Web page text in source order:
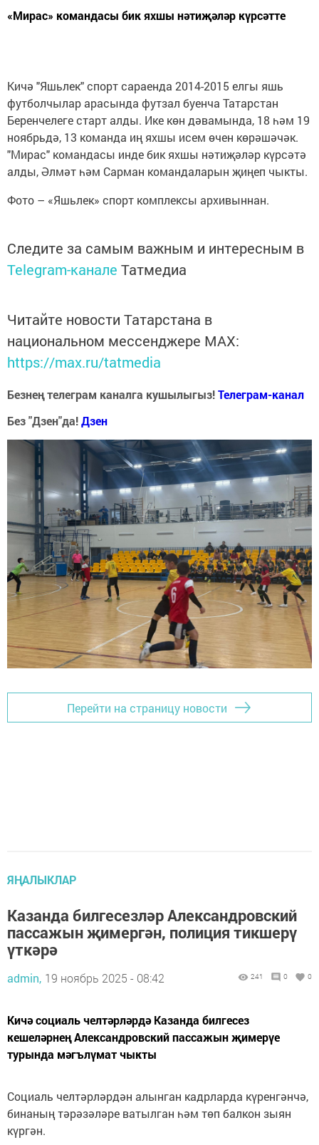
«Мирас» командасы бик яхшы нәтиҗәләр күрсәтте
Кичә "Яшьлек" спорт сараенда 2014-2015 елгы яшь
футболчылар арасында футзал буенча Татарстан
Беренчелеге старт алды. Ике көн дәвамында, 18 һәм 19
ноябрьдә, 13 команда иң яхшы исем өчен көрәшәчәк.
"Мирас" командасы инде бик яхшы нәтиҗәләр күрсәтә
алды, Әлмәт һәм Сарман командаларын җиңеп чыкты.
Фото – «Яшьлек» спорт комплексы архивыннан.
Следите за самым важным и интересным в
Telegram-канале Татмедиа
Читайте новости Татарстана в
национальном мессенджере MАХ:
https://max.ru/tatmedia
Безнең телеграм каналга кушылыгыз!Телеграм-канал
Без "Дзен"да!Дзен
Перейти на страницу новости
ЯҢАЛЫКЛАР
Казанда билгесезләр Александровский
пассажын җимергән, полиция тикшерү
үткәрә
admin, 19 ноябрь 2025 - 08:42 241 0 0
Кичә социаль челтәрләрдә Казанда билгесез
кешеләрнең Александровский пассажын җимерүе
турында мәгълүмат чыкты
Социаль челтәрләрдән алынган кадрларда күренгәнчә,
бинаның тәрәзәләре ватылган һәм төп балкон зыян
күргән.